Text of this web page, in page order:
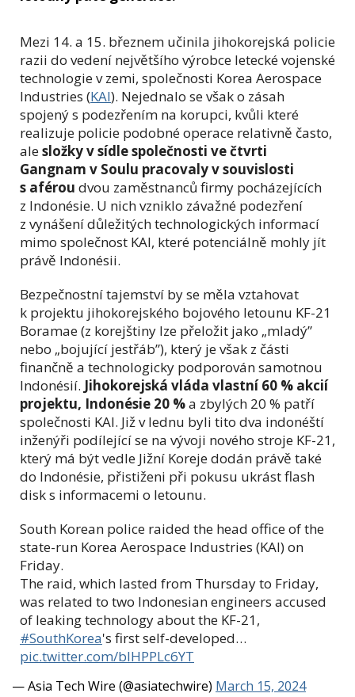
Mezi 14. a 15. březnem učinila jihokorejská policie
razii do vedení největšího výrobce letecké vojenské
technologie v zemi, společnosti Korea Aerospace
Industries (KAI). Nejednalo se však o zásah
spojený s podezřením na korupci, kvůli které
realizuje policie podobné operace relativně často,
alesložky v sídle společnosti ve čtvrti
Gangnam v Soulu pracovaly v souvislosti
s aférou dvou zaměstnanců firmy pocházejících
z Indonésie. U nich vzniklo závažné podezření
z vynášení důležitých technologických informací
mimo společnost KAI, které potenciálně mohly jít
právě Indonésii.
Bezpečnostní tajemství by se měla vztahovat
k projektu jihokorejského bojového letounu KF-21
Boramae (z korejštiny lze přeložit jako „mladý”
nebo „bojující jestřáb”), který je však z části
finančně a technologicky podporován samotnou
Indonésií. Jihokorejská vláda vlastní 60 % akcií
projektu, Indonésie 20 %a zbylých 20 % patří
společnosti KAI. Již v lednu byli tito dva indonéští
inženýři podílející se na vývoji nového stroje KF-21,
který má být vedle Jižní Koreje dodán právě také
do Indonésie, přistiženi při pokusu ukrást flash
disk s informacemi o letounu.
South Korean police raided the head office of the
state-run Korea Aerospace Industries (KAI) on
Friday.
The raid, which lasted from Thursday to Friday,
was related to two Indonesian engineers accused
of leaking technology about the KF-21,
#SouthKorea's first self-developed…
pic.twitter.com/blHPPLc6YT
— Asia Tech Wire (@asiatechwire) March 15, 2024